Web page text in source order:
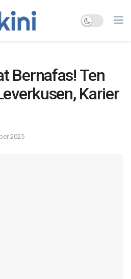
Bernafas! Ten
Karier
2025